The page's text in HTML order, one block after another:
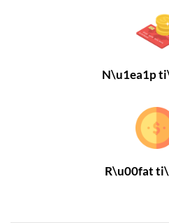
N\u1ea1p
R\u00fat